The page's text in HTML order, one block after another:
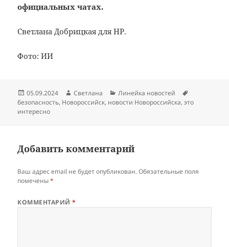
официальных чатах.
Светлана Добрицкая для НР.
Фото: ИИ
Опубликовано
05.09.2024 Автор
Светлана Рубрики
Линейка новостей
безопасность, Новороссийск, новости Новороссийска,это
интересно
Добавить комментарий
Ваш адрес email не будет опубликован. Обязательные поля
помечены*
КОММЕНТАРИЙ*